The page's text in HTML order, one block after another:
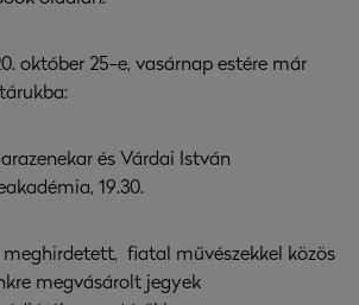
október 25-e, vasárnap estére már
és Várdai István
19.30.
meghirdetett, fiatal művészekkel közös
megvásárolt jegyek